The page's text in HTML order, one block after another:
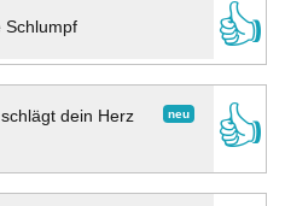
Schlumpf
👍
neu
dein Herz
👍